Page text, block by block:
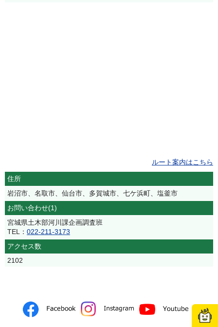
ルート案内はこちら
住所
岩沼市、名取市、仙台市、多賀城市、七ケ浜町、塩釜市
お問い合わせ(1)
宮城県土木部河川課企画調査班
TEL： 022-211-3173
アクセス数
2102